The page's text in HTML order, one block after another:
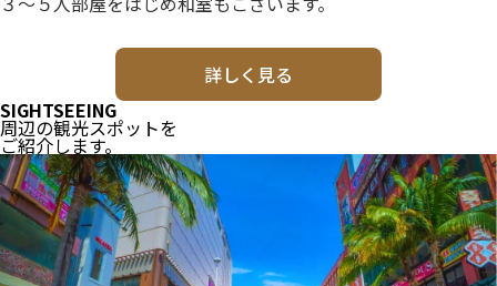
詳しく見る
SIGHTSEEING
周辺の観光スポットを
ご紹介します。